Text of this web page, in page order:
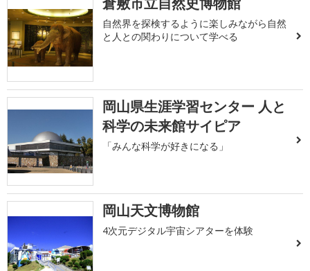
自然界を探検するように楽しみながら自然
と人との関わりについて学べる
岡山県生涯学習センター 人と
科学の未来館サイピア
「みんな科学が好きになる」
岡山天文博物館
4次元デジタル宇宙シアターを体験